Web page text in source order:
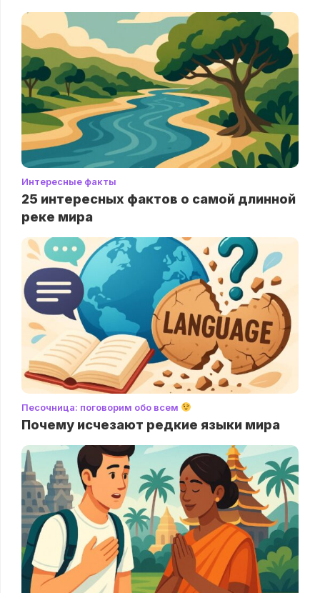
Интересные факты
25 интересных фактов о самой длинной
реке мира
Песочница: поговорим обо всем
Почему исчезают редкие языки мира